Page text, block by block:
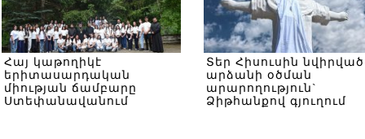
Հայ կաթողիկէ
երիտասարդական
միության ճամբարը
Ստեփանավանում
Տեր Հիսուսին նվիրված
արձանի օծման
արարողություն`
Ձիթհանքով գյուղում